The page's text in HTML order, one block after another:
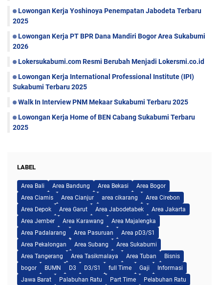
Lowongan Kerja Yoshinoya Penempatan Jabodeta Terbaru
2025
Lowongan Kerja PT BPR Dana Mandiri Bogor Area Sukabumi
2026
Lokersukabumi.com Resmi Berubah Menjadi Lokersmi.co.id
Lowongan Kerja International Professional Institute (IPI)
Sukabumi Terbaru 2025
Walk In Interview PNM Mekaar Sukabumi Terbaru 2025
Lowongan Kerja Home of BEN Cabang Sukabumi Terbaru
2025
LABEL
Area Bali Area Bandung Area Bekasi
Area Bogor
Area Ciamis
Area Cianjur area cikarang
Area Cirebon
Area Depok
Area Garut Area Jabodetabek
Area Jakarta
Area Jember
Area Karawang
Area Majalengka
Area Padalarang
Area Pasuruan
Area pD3/S1
Area Pekalongan
Area Subang
Area Sukabumi
Area Tangerang
Area Tasikmalaya Area Tuban
Bisnis
bogor
BUMN D3 D3/S1 full Time Gaji
Informasi
Jawa Barat
Palabuhan Ratu Part Time
Pelabuhan Ratu